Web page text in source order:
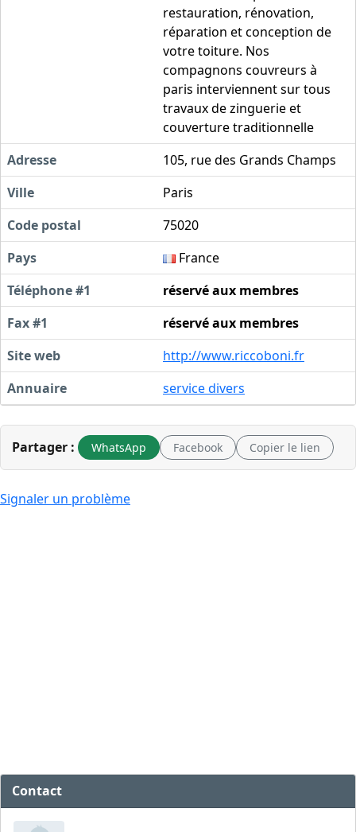
restauration, rénovation,
réparation et conception de
votre toiture. Nos
compagnons couvreurs à
paris interviennent sur tous
travaux de zinguerie et
couverture traditionnelle
Adresse
105, rue des Grands Champs
Ville
Paris
Code postal
75020
Pays
France
Téléphone #1
réservé aux membres
Fax #1
réservé aux membres
Site web
http://www.riccoboni.fr
Annuaire
service divers
Partager : WhatsApp Facebook Copier le lien
Signaler un problème
Contact